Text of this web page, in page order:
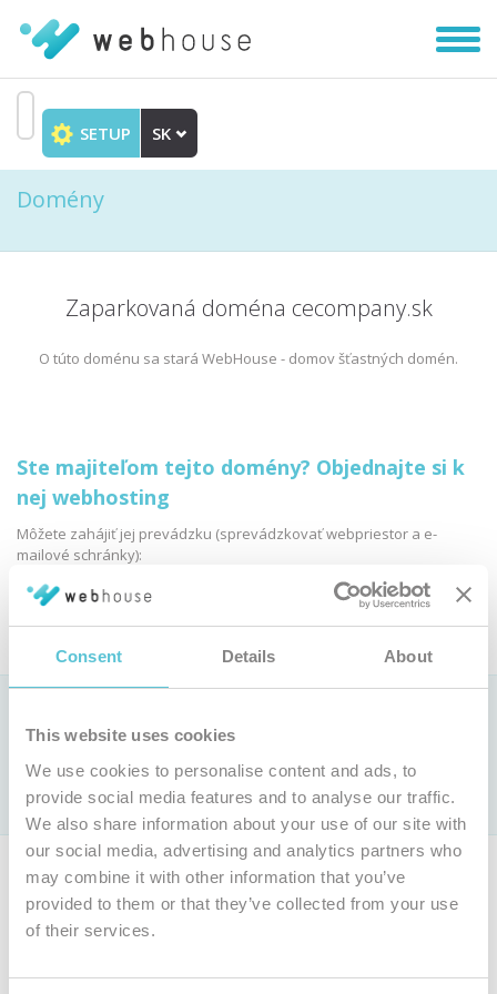
Consent Details About
This website uses cookies
We use cookies to personalise content and ads, to
provide social media features and to analyse our traffic.
We also share information about your use of our site with
our social media, advertising and analytics partners who
may combine it with other information that you’ve
provided to them or that they’ve collected from your use
of their services.
obsah
|
Skryť
SETUP SK
Domény
Zaparkovaná doména cecompany.sk
O túto doménu sa stará WebHouse - domov šťastných domén.
Ste majiteľom tejto domény? Objednajte si k
nej webhosting
Môžete zahájiť jej prevádzku (sprevádzkovať webpriestor a e-
mailové schránky):
Objednať webhosting
Len u nás webhosting už od 0,9 € bez DPH mesačne ( cenník)
s jedinečnougaranciou 100 % dostupnosti
Ak nie ste majiteľom tejto domény, môžete si objednať vlastnú
doménu a webhosting.